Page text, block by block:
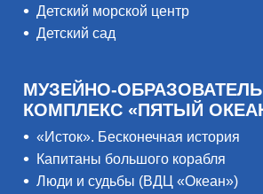
Детский морской центр
Детский сад
МУЗЕЙНО-
КОМПЛЕКС «ПЯТЫЙ
«Исток». Бесконечная история
Капитаны большого корабля
Люди и судьбы (ВДЦ «Океан»)